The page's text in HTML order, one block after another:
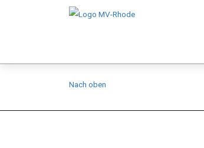
Nach oben